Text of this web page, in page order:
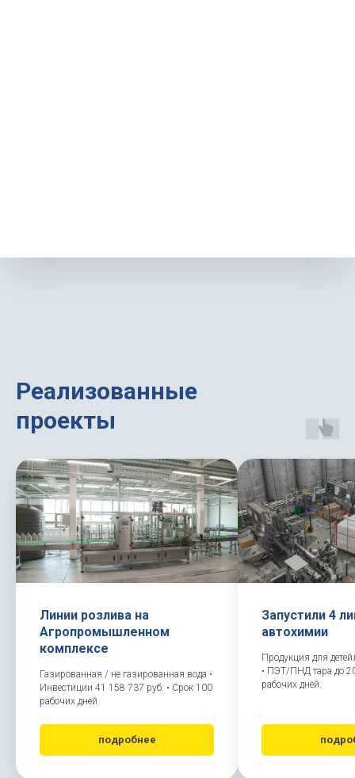
Реализованные
проекты
Линии розлива на
Агропромышленном
комплексе
Газированная / не газированная вода •
Инвестиции 41 158 737 руб. • Срок 100
рабочих дней.
подробнее
Запустили 4
автохимии
Продукция для
• ПЭТ/ПНД тара до
рабочих дней.